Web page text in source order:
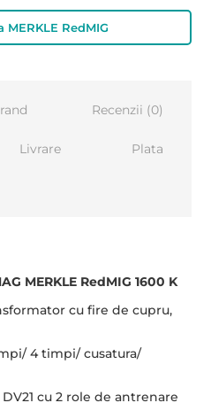
MERKLE RedMIG
Recenzii (0)
Livrare Plata
MERKLE RedMIG 1600 K
cu fire de cupru,
4 timpi/ cusatura/
cu 2 role de antrenare